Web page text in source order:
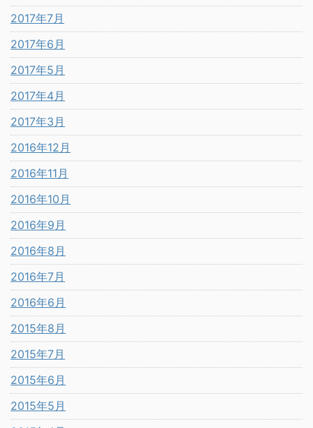
2017年7月
2017年6月
2017年5月
2017年4月
2017年3月
2016年12月
2016年11月
2016年10月
2016年9月
2016年8月
2016年7月
2016年6月
2015年8月
2015年7月
2015年6月
2015年5月